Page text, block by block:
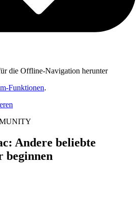
die Offline-Navigation herunter
Funktionen.
Andere beliebte
beginnen